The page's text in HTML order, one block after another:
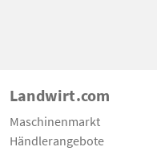
Landwirt.com
Maschinenmarkt
Händlerangebote